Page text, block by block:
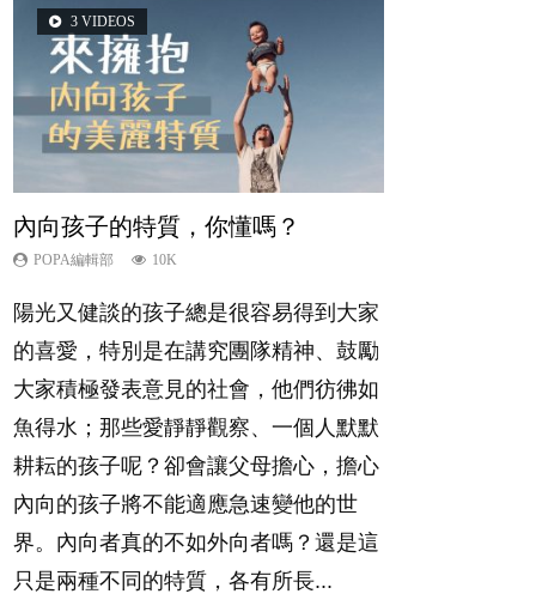
3 VIDEOS
內向孩子的特質，你懂嗎？
POPA編輯部 10K
陽光又健談的孩子總是很容易得到大家
的喜愛，特別是在講究團隊精神、鼓勵
大家積極發表意見的社會，他們彷彿如
魚得水；那些愛靜靜觀察、一個人默默
耕耘的孩子呢？卻會讓父母擔心，擔心
內向的孩子將不能適應急速變他的世
界。內向者真的不如外向者嗎？還是這
只是兩種不同的特質，各有所長...
5 VIDEOS
夫妻必看！經營婚姻，沒捷徑
POPA編輯部 22.9K
你是不是也曾經以為只要跟相愛的人結
婚，就自然能走到白頭，但生了孩子卻
發現事情不如你所料？ 經營婚姻，不
如我們想像的簡單，卻也不是大家說得
那麼難。一起來認識婚姻的真相！...
14 VIDEOS
新手父母不用怕
POPA編輯部 16.3K
相信許多人初為人父母，由懷孕開始到
孩子呱呱落地，心中都有數之不盡的問
題～這裡一次過集合我們以往製作過的
相關短片。 這段路讓我們跟你同行～...
2 VIDEOS
想孩子學好外語，點做好？
POPA編輯部 9.9K
有人話學多種語言越早開始越好，有人
卻說一時間太多語言，會令孩子感到混
淆，到底誰是誰非？聽聽專家怎樣說，
解開語言學習的迷思～...
6 VIDEOS
孩子能力天注定？
POPA編輯部 7.9K
很多父母都希望孩子係個「叻仔叻
女」，學業別太差，日常自理井井有
條。這樣的孩子是萬中無一，還是魚與
熊掌，不能兼得？...